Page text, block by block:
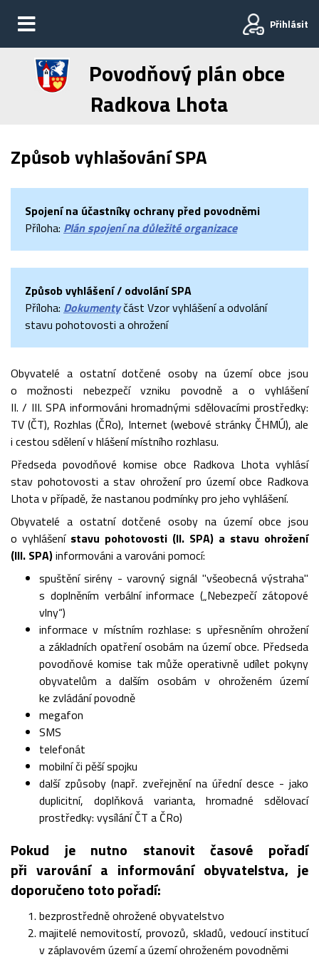
Přihlásit
Povodňový plán obce
Radkova Lhota
Způsob vyhlašování SPA
Spojení na účastníky ochrany před povodněmi
Příloha: Plán spojení na důležité organizace
Způsob vyhlášení / odvolání SPA
Příloha: Dokumentyčást Vzor vyhlášení a odvolání
stavu pohotovosti a ohrožení
Obyvatelé a ostatní dotčené osoby na území obce jsou
o možnosti nebezpečí vzniku povodně a o vyhlášení
II. / III. SPA informováni hromadnými sdělovacími prostředky:
TV (ČT), Rozhlas (ČRo), Internet (webové stránky ČHMÚ), ale
i cestou sdělení v hlášení místního rozhlasu.
Předseda povodňové komise obce Radkova Lhota vyhlásí
stav pohotovosti a stav ohrožení pro území obce Radkova
Lhota v případě, že nastanou podmínky pro jeho vyhlášení.
Obyvatelé a ostatní dotčené osoby na území obce jsou
o vyhlášení stavu pohotovosti (II. SPA) a stavu ohrožení
(III. SPA)informováni a varováni pomocí:
spuštění sirény - varovný signál "všeobecná výstraha"
s doplněním verbální informace („Nebezpečí zátopové
vlny“)
informace v místním rozhlase: s upřesněním ohrožení
a základních opatření osobám na území obce. Předseda
povodňové komise tak může operativně udílet pokyny
obyvatelům a dalším osobám v ohroženém území
ke zvládání povodně
megafon
SMS
telefonát
mobilní či pěší spojku
další způsoby (např. zveřejnění na úřední desce - jako
duplicitní, doplňková varianta, hromadné sdělovací
prostředky: vysílání ČT a ČRo)
Pokud je nutno stanovit časové pořadí
při varování a informování obyvatelstva, je
doporučeno toto pořadí:
bezprostředně ohrožené obyvatelstvo
majitelé nemovitostí, provozů, skladů, vedoucí institucí
v záplavovém území a území ohroženém povodněmi